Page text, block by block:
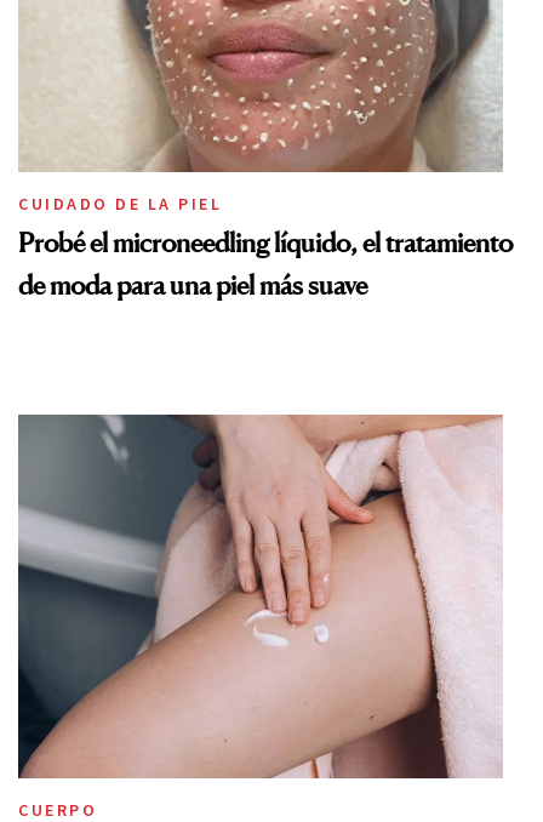
CUIDADO DE LA PIEL
Probé el microneedling líquido, el tratamiento
de moda para una piel más suave
CUERPO